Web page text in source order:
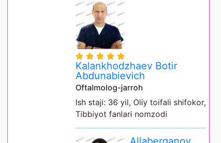
Kalankhodzhaev Botir
Abdunabievich
Oftalmolog-jarroh
Ish staji: 36 yil, Oliy toifali shifokor,
Tibbiyot fanlari nomzodi